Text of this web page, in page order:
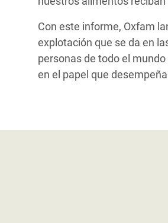
Con este informe, Oxfam
explotación que se da en
personas de todo el
en el papel que